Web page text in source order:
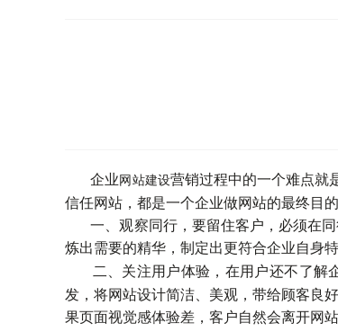
企业 网站建设营销过程中的一个难点就
信任网站，都是一个企业做网站的最终目
一、观察同行， 要留住客户，必须在
炼出需要的精华，制定出更符合企业自身
二、关注用户体验， 在用户还不了解
发，将网站设计简洁、美观，带给顾客良
果页面视觉感体验差，客户自然会离开网